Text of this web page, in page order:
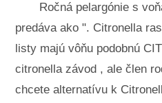
Ročná pelargónie s
predáva ako ". Citronella
listy majú vôňu podobnú
citronella závod , ale člen
chcete alternatívu k